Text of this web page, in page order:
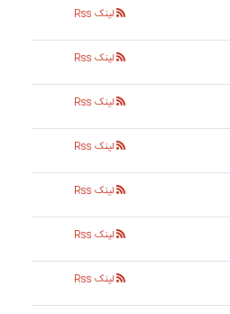
لینک Rss
لینک Rss
لینک Rss
لینک Rss
لینک Rss
لینک Rss
لینک Rss